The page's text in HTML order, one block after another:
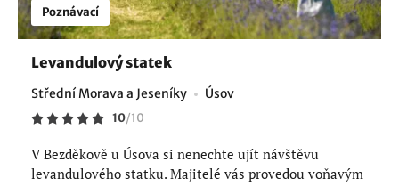
Poznávací
Levandulový statek
Střední Morava a Jeseníky Úsov
10/10
V Bezděkově u Úsova si nenechte ujít návštěvu
levandulového statku. Majitelé vás provedou voňavým